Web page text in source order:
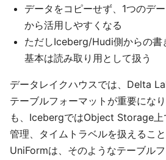
データをコピーせず、1つのデ
から活用しやすくなる
ただしIceberg/Hudi側からの書
基本は読み取り用として扱う
データレイクハウスでは、Delta
テーブルフォーマットが重要にな
も、IcebergではObject Storage上
管理、タイムトラベルを扱えること
UniFormは、そのようなテーブル